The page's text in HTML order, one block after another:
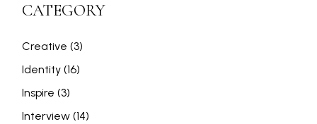
CATEGORY
Creative (3)
Identity (16)
Inspire (3)
Interview (14)